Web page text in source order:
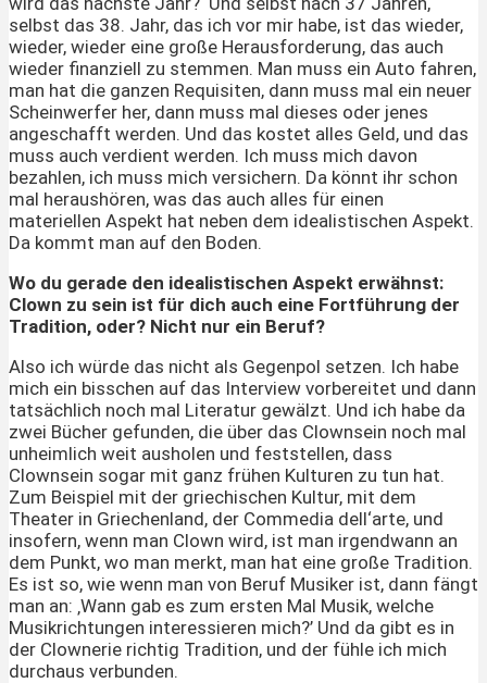
selbst das 38. Jahr, das ich vor mir habe, ist das wieder,
wieder, wieder eine große Herausforderung, das auch
wieder finanziell zu stemmen. Man muss ein Auto fahren,
man hat die ganzen Requisiten, dann muss mal ein neuer
Scheinwerfer her, dann muss mal dieses oder jenes
angeschafft werden. Und das kostet alles Geld, und das
muss auch verdient werden. Ich muss mich davon
bezahlen, ich muss mich versichern. Da könnt ihr schon
mal heraushören, was das auch alles für einen
materiellen Aspekt hat neben dem idealistischen Aspekt.
Da kommt man auf den Boden.
Wo du gerade den idealistischen Aspekt erwähnst:
Clown zu sein ist für dich auch eine Fortführung der
Tradition, oder? Nicht nur ein Beruf?
Also ich würde das nicht als Gegenpol setzen. Ich habe
mich ein bisschen auf das Interview vorbereitet und dann
tatsächlich noch mal Literatur gewälzt. Und ich habe da
zwei Bücher gefunden, die über das Clownsein noch mal
unheimlich weit ausholen und feststellen, dass
Clownsein sogar mit ganz frühen Kulturen zu tun hat.
Zum Beispiel mit der griechischen Kultur, mit dem
Theater in Griechenland, der Commedia dell‘arte, und
insofern, wenn man Clown wird, ist man irgendwann an
dem Punkt, wo man merkt, man hat eine große Tradition.
Es ist so, wie wenn man von Beruf Musiker ist, dann fängt
man an: ‚Wann gab es zum ersten Mal Musik, welche
Musikrichtungen interessieren mich?’ Und da gibt es in
der Clownerie richtig Tradition, und der fühle ich mich
durchaus verbunden.